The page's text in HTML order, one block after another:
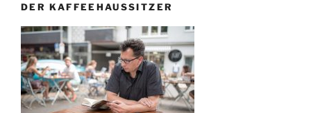
DER KAFFEEHAUSSITZER